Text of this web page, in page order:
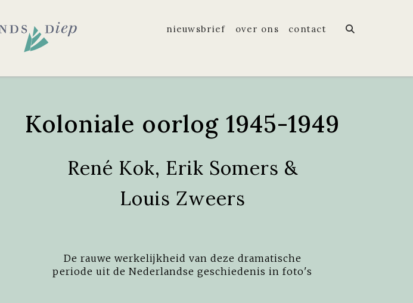
nieuwsbrief over ons contact
Koloniale oorlog 1945-1949
René Kok, Erik Somers &
Louis Zweers
De rauwe werkelijkheid van deze dramatische
periode uit de Nederlandse geschiedenis in foto's